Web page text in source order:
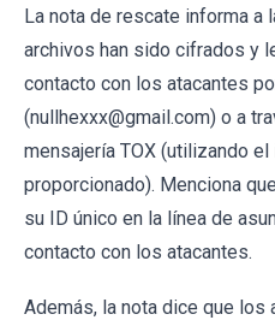
La nota de rescate informa a
archivos han sido cifrados y
contacto con los atacantes
(nullhexxx@gmail.com) o a
mensajería TOX (utilizando
proporcionado). Menciona
su ID único en la línea de
contacto con los atacantes.
Además, la nota dice que los